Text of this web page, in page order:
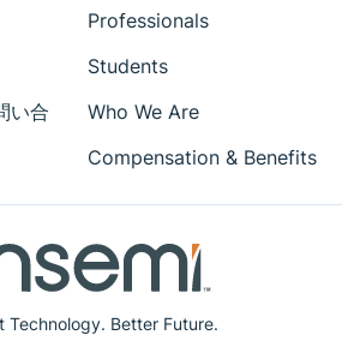
Technology. Better Future.
い合
Professionals
Students
Who We Are
Compensation & Benefits